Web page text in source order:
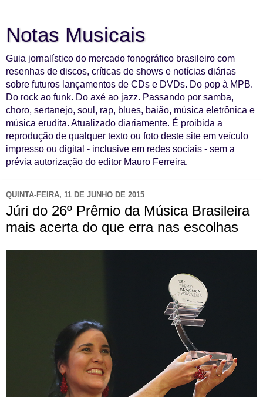
Notas Musicais
Guia jornalístico do mercado fonográfico brasileiro com
resenhas de discos, críticas de shows e notícias diárias
sobre futuros lançamentos de CDs e DVDs. Do pop à MPB.
Do rock ao funk. Do axé ao jazz. Passando por samba,
choro, sertanejo, soul, rap, blues, baião, música eletrônica e
música erudita. Atualizado diariamente. É proibida a
reprodução de qualquer texto ou foto deste site em veículo
impresso ou digital - inclusive em redes sociais - sem a
prévia autorização do editor Mauro Ferreira.
QUINTA-FEIRA, 11 DE JUNHO DE 2015
Júri do 26º Prêmio da Música Brasileira
mais acerta do que erra nas escolhas